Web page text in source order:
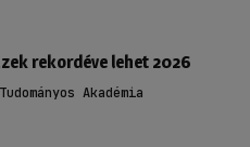
rekordéve lehet 2026
Akadémia